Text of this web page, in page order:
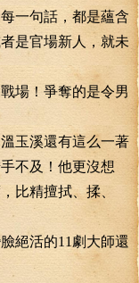
一句話，都是蘊含
是官場新人，就未
！爭奪的是令男
溪還有這么一著
不及！他更沒想
比精擅拭、揉、
活的11劇大師還